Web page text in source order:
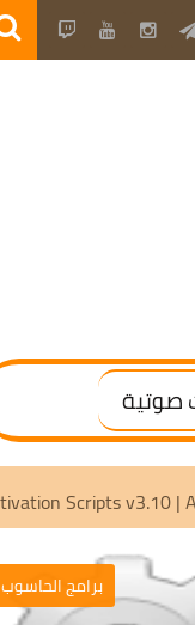
صوتية
Microsoft Activation
برامج الحاسوب